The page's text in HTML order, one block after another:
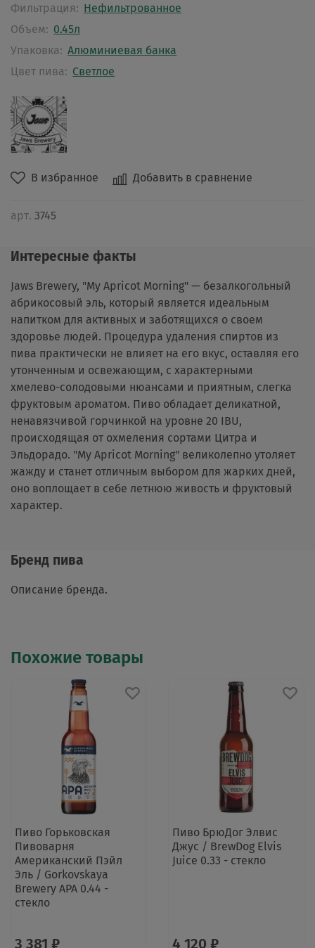
В избранное Добавить в сравнение
арт. 3745
Фильтрация: Нефильтрованное
Объем: 0.45л
Упаковка: Алюминиевая банка
Цвет пива: Светлое
Интересные факты
Jaws Brewery, "My Apricot Morning" — безалкогольный
абрикосовый эль, который является идеальным
напитком для активных и заботящихся о своем
здоровье людей. Процедура удаления спиртов из
пива практически не влияет на его вкус, оставляя его
утонченным и освежающим, с характерными
хмелево-солодовыми нюансами и приятным, слегка
фруктовым ароматом. Пиво обладает деликатной,
ненавязчивой горчинкой на уровне 20 IBU,
происходящая от охмеления сортами Цитра и
Эльдорадо. "My Apricot Morning" великолепно утоляет
жажду и станет отличным выбором для жарких дней,
оно воплощает в себе летнюю живость и фруктовый
характер.
Бренд пива
Описание бренда.
Похожие товары
Пиво Горьковская
Пивоварня
Американский Пэйл
Эль / Gorkovskaya
Brewery APA 0.44 -
стекло
3 381 ₽
Пиво БрюДог Элвис
Джус / BrewDog Elvis
Juice 0.33 - стекло
4 120 ₽